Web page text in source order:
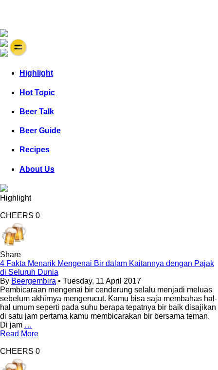
Highlight
Hot Topic
Beer Talk
Beer Guide
Recipes
About Us
Highlight
CHEERS 0
Share
4 Fakta Menarik Mengenai Bir dalam Kaitannya dengan Pajak
di Seluruh Dunia
By Beergembira • Tuesday, 11 April 2017
Pembicaraan mengenai bir cenderung selalu menjadi meluas
sebelum akhirnya mengerucut. Kamu bisa saja membahas hal-
hal umum seperti pada suhu berapa tepatnya bir baik disajikan
di satu jam pertama kamu membicarakan bir bersama teman.
Di jam …
Read More
CHEERS 0